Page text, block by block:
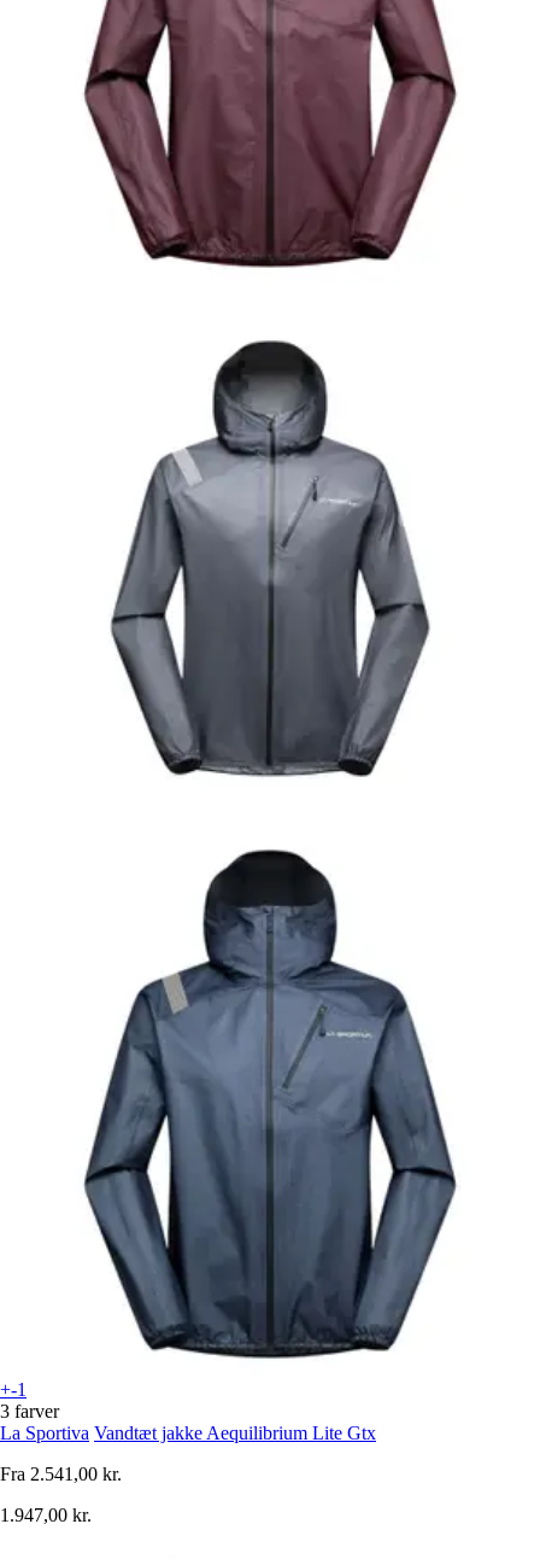
+-1
3 farver
La Sportiva Vandtæt jakke Aequilibrium Lite Gtx
Fra 2.541,00 kr.
1.947,00 kr.